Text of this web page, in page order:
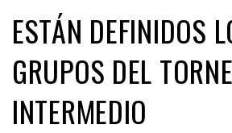
ESTÁN DEFINIDOS
GRUPOS DEL
INTERMEDIO